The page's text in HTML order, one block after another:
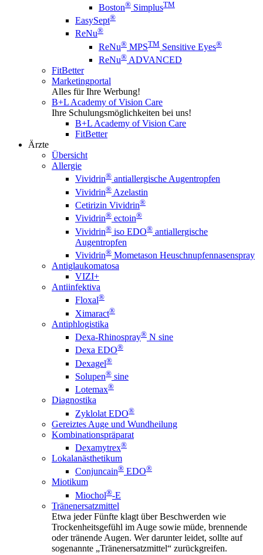
Boston® SimplusTM
EasySept®
ReNu®
ReNu® MPSTM Sensitive Eyes®
ReNu® ADVANCED
FitBetter
Marketingportal
Alles für Ihre Werbung!
B+L Academy of Vision Care
Ihre Schulungsmöglichkeiten bei uns!
B+L Academy of Vision Care
FitBetter
Ärzte
Übersicht
Allergie
Vividrin® antiallergische Augentropfen
Vividrin® Azelastin
Cetirizin Vividrin®
Vividrin® ectoin®
Vividrin® iso EDO® antiallergische
Augentropfen
Vividrin® Mometason Heuschnupfennasenspray
Antiglaukomatosa
VIZI+
Antiinfektiva
Floxal®
Ximaract®
Antiphlogistika
Dexa-Rhinospray® N sine
Dexa EDO®
Dexagel®
Solupen® sine
Lotemax®
Diagnostika
Zyklolat EDO®
Gereiztes Auge und Wundheilung
Kombinationspräparat
Dexamytrex®
Lokalanästhetikum
Conjuncain® EDO®
Miotikum
Miochol®-E
Tränenersatzmittel
Etwa jeder Fünfte klagt über Beschwerden wie
Trockenheitsgefühl im Auge sowie müde, brennende
oder tränende Augen. Wer darunter leidet, sollte auf
sogenannte „Tränenersatzmittel“ zurückgreifen.